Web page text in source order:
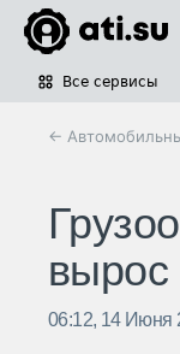
Все сервисы
←
вырос
06:12, 14 Июня